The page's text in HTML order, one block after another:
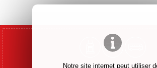
Notre site internet peut utiliser